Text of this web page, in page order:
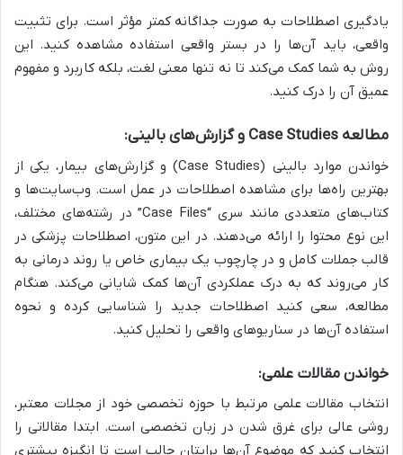
یادگیری اصطلاحات به صورت جداگانه کمتر مؤثر است. برای تثبیت
واقعی، باید آن‌ها را در بستر واقعی استفاده مشاهده کنید. این
روش به شما کمک می‌کند تا نه تنها معنی لغت، بلکه کاربرد و مفهوم
عمیق آن را درک کنید.
مطالعه Case Studies و گزارش‌های بالینی:
خواندن موارد بالینی (Case Studies) و گزارش‌های بیمار، یکی از
بهترین راه‌ها برای مشاهده اصطلاحات در عمل است. وب‌سایت‌ها و
کتاب‌های متعددی مانند سری “Case Files” در رشته‌های مختلف،
این نوع محتوا را ارائه می‌دهند. در این متون، اصطلاحات پزشکی در
قالب جملات کامل و در چارچوب یک بیماری خاص یا روند درمانی به
کار می‌روند که به درک عملکردی آن‌ها کمک شایانی می‌کند. هنگام
مطالعه، سعی کنید اصطلاحات جدید را شناسایی کرده و نحوه
استفاده آن‌ها در سناریوهای واقعی را تحلیل کنید.
خواندن مقالات علمی:
انتخاب مقالات علمی مرتبط با حوزه تخصصی خود از مجلات معتبر،
روشی عالی برای غرق شدن در زبان تخصصی است. ابتدا مقالاتی را
انتخاب کنید که موضوع آن‌ها برایتان جالب است تا انگیزه بیشتری